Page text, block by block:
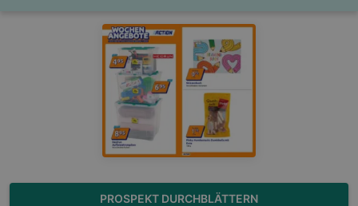
PROSPEKT DURCHBLÄTTERN